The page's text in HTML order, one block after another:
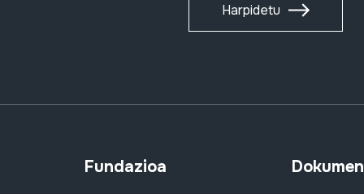
Harpidetu
Fundazioa